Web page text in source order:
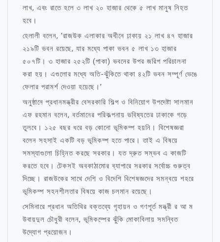
লাখ, এবং রাতে হলে ৩ লাখ ২০ হাজার থেকে ৫ লাখ মানুষ নিহত
হবে।
হেলালী বলেন, ‘রাজউক এলাকার অধীনে ঢাকায় ২১ লাখ ৪৭ হাজার
২১৯টি ভবন রয়েছে, যার মধ্যে পাকা ভবন ৫ লাখ ১৩ হাজার
৫০৭টি। ৩ হাজার ২৫২টি (পাকা) ভবনের উপর জরিপ পরিচালনা
করা হয়। এগুলোর মধ্যে অতি-ঝুঁকিতে থাকা ৪২টি ভবন সম্পূর্ণ ভেঙে
ফেলার পরামর্শ দেওয়া হয়েছে।’
অনুষ্ঠানে প্রধানমন্ত্রীর বেসরকারি শিল্প ও বিনিয়োগ উপদেষ্টা সালমান
এফ রহমান বলেন, বর্তমানের পরিকল্পনায় ভবিষ্যতের ঢাকাকে গড়ে
তুলবে। ১২৫ বছর ধরে বড় কোনো ভূমিকম্প হয়নি। বিশেষজ্ঞরা
বলেন সহসাই একটি বড় ভূমিকম্প হতে পারে। তাই এ বিষয়ে
সমস্যাগুলো চিহ্নিত করছে সরকার। যত দ্রুত সম্ভব এ কাজটি
করতে হবে। টেকসই অবকাঠামোর ব্যাপারে সরকার সর্বোচ্চ গুরুত্ব
দিচ্ছে। রাজউকের সাথে দেশি ও বিদেশি বিশেষজ্ঞদের সমন্বয়ে শহরে
ভূমিকম্প সহনশীলতার বিষয়ে কাজ চলমান রয়েছে।
সেমিনারে প্রধান অতিথির বক্তব্যে গৃহায়ন ও গণপূর্ত মন্ত্রী র আ ম
উবায়দুল চৌধুরী বলেন, ভূমিকম্পের ঝুঁকি মোকাবিলায় সমন্বিত
উদ্যোগ প্রয়োজন।